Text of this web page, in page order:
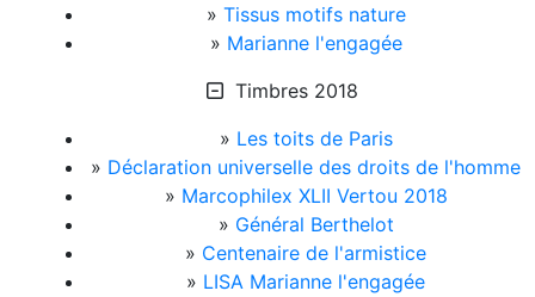
» Tissus motifs nature
» Marianne l'engagée
Timbres 2018
» Les toits de Paris
» Déclaration universelle des droits de l'homme
» Marcophilex XLII Vertou 2018
» Général Berthelot
» Centenaire de l'armistice
» LISA Marianne l'engagée